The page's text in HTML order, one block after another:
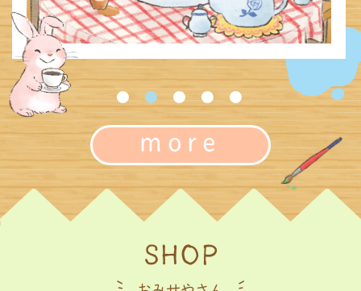
more
SHOP